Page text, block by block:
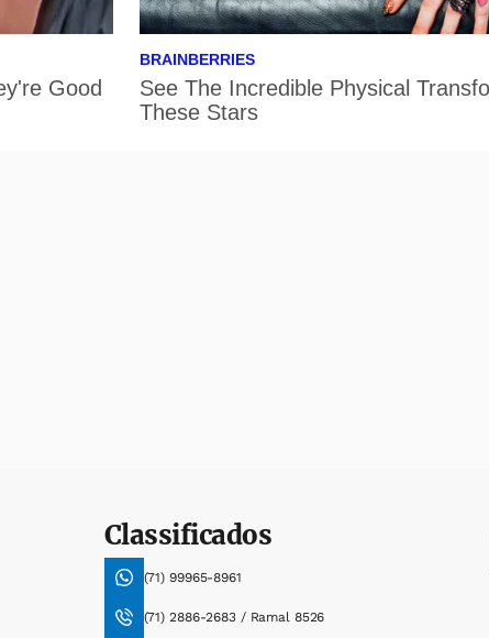
Classificados
(71) 99965-8961
(71) 2886-2683 / Ramal 8526